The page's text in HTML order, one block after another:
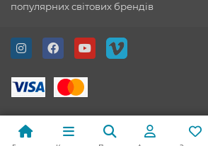
популярних світових брендів